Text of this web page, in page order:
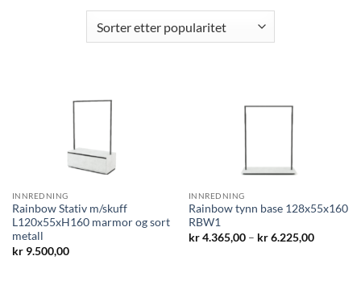
INNREDNING
Rainbow Stativ m/skuff
L120x55xH160 marmor og sort
metall
kr9.500,00
INNREDNING
Rainbow tynn base 128x55x160
RBW1
kr4.365,00 – kr6.225,00